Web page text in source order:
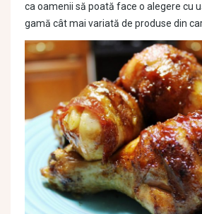
ca oamenii să poată face o alegere cu
gamă cât mai variată de produse din